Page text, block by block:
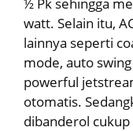
watt. Selain itu,
lainnya seperti
mode, auto
powerful
otomatis.
dibanderol